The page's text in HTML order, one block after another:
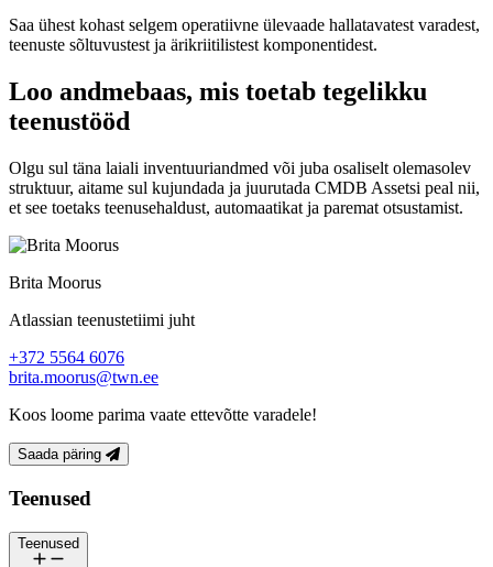
Saa ühest kohast selgem operatiivne ülevaade hallatavatest varadest,
teenuste sõltuvustest ja ärikriitilistest komponentidest.
Loo andmebaas, mis toetab tegelikku
teenustööd
Olgu sul täna laiali inventuuriandmed või juba osaliselt olemasolev
struktuur, aitame sul kujundada ja juurutada CMDB Assetsi peal nii,
et see toetaks teenusehaldust, automaatikat ja paremat otsustamist.
Brita Moorus
Atlassian teenustetiimi juht
+372 5564 6076
brita.moorus@twn.ee
Koos loome parima vaate ettevõtte varadele!
Saada päring
Jalus
Teenused
Teenused